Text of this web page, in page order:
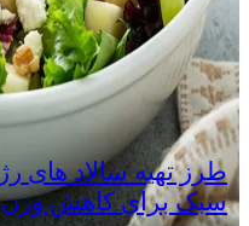
سبک برای کاهش وزن